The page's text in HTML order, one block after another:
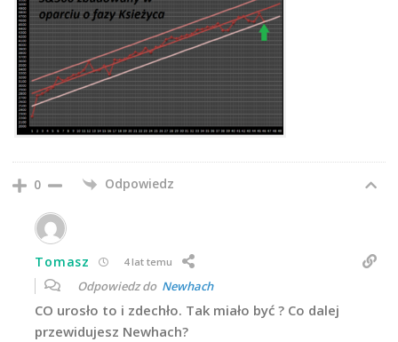
0 Odpowiedz
Tomasz 4 lat temu
Odpowiedz do Newhach
CO urosło to i zdechło. Tak miało być ? Co dalej
przewidujesz Newhach?